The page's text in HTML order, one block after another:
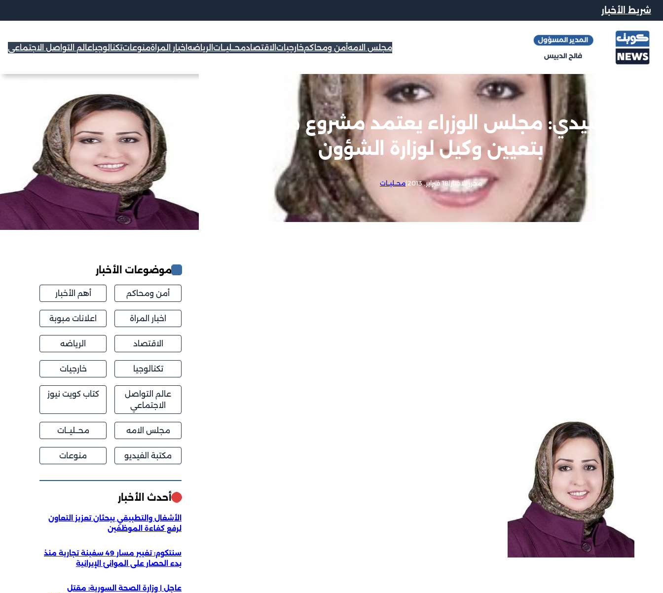
شريط الأخبار
مجلس الامهأمن ومحاكمخارجيات الاقتصادمحــليــات الرياضه اخبار المراةمنوعاتتكنالوجياعالم التواصل الاجتماعي
الرشيدي: مجلس الوزراء يعتمد مشروع مرسوم
بتعيين وكيل لوزارة الشؤون
محرر الاخبار|18 فبراير, 2013 |محــليــات
موضوعات الأخبار
أمن ومحاكم أهم الأخبار
اخبار المراة اعلانات مبوبة
الاقتصاد الرياضه
تكنالوجيا خارجيات
عالم التواصل
الاجتماعي
كتاب كويت نيوز
مجلس الامه محــليــات
مكتبة الفيديو منوعات
أحدث الأخبار
الأشغال والتطبيقي يبحثان تعزيز التعاون
لرفع كفاءة الموظفين
سنتكوم: تغيير مسار 49 سفينة تجارية منذ
بدء الحصار على الموانئ الإيرانية
عاجل | وزارة الصحة السورية: مقتل